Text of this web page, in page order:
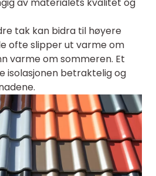
tak kan bidra til høyere
ofte slipper ut varme om
varme om sommeren. Et
isolasjonen betraktelig og